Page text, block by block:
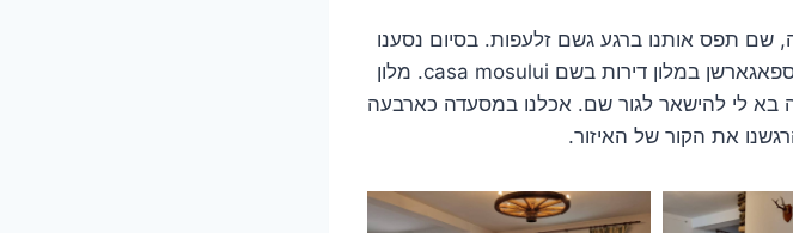
שם תפס אותנו ברגע גשם זלעפות. בסיום נסענו
ללינה בעיירה סירצישוארה, בתחילתו של כביש הטראנספאגארשן במלון דירות בשם casa mosului. מלון
לי להישאר לגור שם. אכלנו במסעדה כארבעה
את הקור של האיזור.